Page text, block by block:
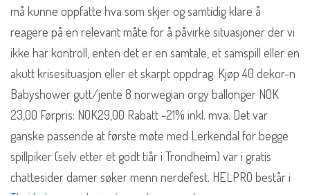
må kunne oppfatte hva som skjer og samtidig klare å
reagere på en relevant måte for å påvirke situasjoner der vi
ikke har kontroll, enten det er en samtale, et samspill eller en
akutt krisesituasjon eller et skarpt oppdrag. Kjøp 40 dekor-n
Babyshower gutt/jente 8 norwegian orgy ballonger NOK
23,00 Førpris: NOK29,00 Rabatt -21% inkl. mva. Det var
ganske passende at første møte med Lerkendal for begge
spillpiker (selv etter et godt tiår i Trondheim) var i gratis
chattesider damer søker menn nerdefest. HELPRO består i